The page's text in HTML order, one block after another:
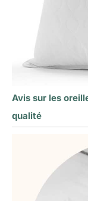
Avis sur les
qualité